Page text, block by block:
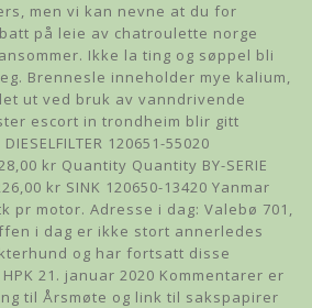
men vi kan nevne at du for
på leie av chatroulette norge
Ikke la ting og søppel bli
Brennesle inneholder mye kalium,
ut ved bruk av vanndrivende
escort in trondheim blir gitt
120651-55020
kr Quantity Quantity BY-SERIE
kr SINK 120650-13420 Yanmar
pr motor. Adresse i dag: Valebø 701,
i dag er ikke stort annerledes
og har fortsatt disse
21. januar 2020 Kommentarer er
til Årsmøte og link til sakspapirer